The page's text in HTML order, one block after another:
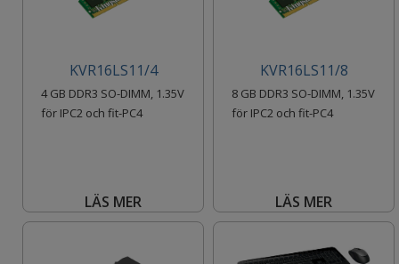
KVR16LS11/4
4 GB DDR3 SO-DIMM, 1.35V
för IPC2 och fit-PC4
LÄS MER
KVR16LS11/8
8 GB DDR3 SO-DIMM, 1.35V
för IPC2 och fit-PC4
LÄS MER